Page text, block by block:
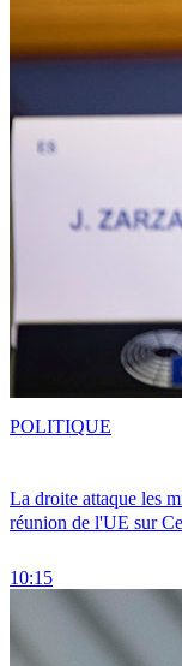
La droite attaque les
réunion de l'UE sur
10:15
POLITIQUE